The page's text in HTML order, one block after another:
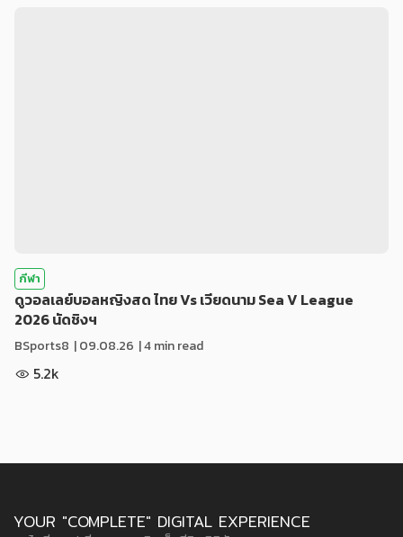
กีฬา
ดูวอลเลย์บอลหญิงสด ไทย Vs เวียดนาม Sea V League
2026 นัดชิงฯ
BSports8 |09.08.26 | 4 min read
5.2k
YOUR "COMPLETE" DIGITAL EXPERIENCE